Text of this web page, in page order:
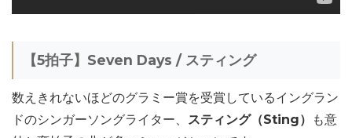
【5拍子】Seven Days / スティング
数えきれないほどのグラミー賞を受賞しているイングラン
ドのシンガーソングライター、 スティング（Sting）
も意